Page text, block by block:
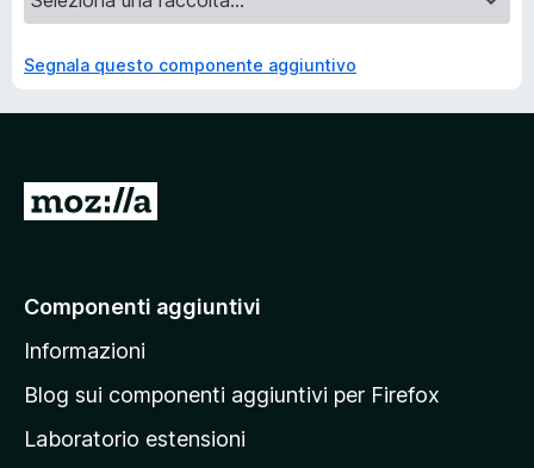
Segnala questo componente aggiuntivo
V
a
l
a
a
Componenti aggiuntivi
Informazioni
Blog sui componenti aggiuntivi per Firefox
Laboratorio estensioni